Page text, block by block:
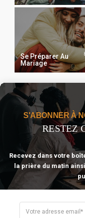
Se Préparer Au
Mariage
Recevoir Notre
The real voyage of
seeing with new eyes.
which the traveler is
S'ABONNER À
RESTEZ
Recevez dans votre
la prière du matin